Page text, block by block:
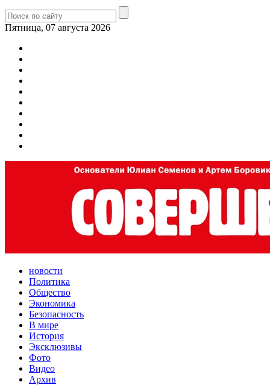
Пятница, 07 августа 2026
новости
Политика
Общество
Экономика
Безопасность
В мире
История
Эксклюзивы
Фото
Видео
Архив